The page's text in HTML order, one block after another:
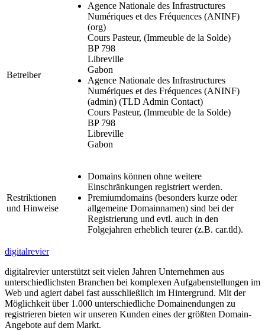
Betreiber
Agence Nationale des Infrastructures
Numériques et des Fréquences (ANINF)
(org)
Cours Pasteur, (Immeuble de la Solde)
BP 798
Libreville
Gabon
Agence Nationale des Infrastructures
Numériques et des Fréquences (ANINF)
(admin) (TLD Admin Contact)
Cours Pasteur, (Immeuble de la Solde)
BP 798
Libreville
Gabon
Restriktionen
und Hinweise
Domains können ohne weitere
Einschränkungen registriert werden.
Premiumdomains (besonders kurze oder
allgemeine Domainnamen) sind bei der
Registrierung und evtl. auch in den
Folgejahren erheblich teurer (z.B. car.tld).
digitalrevier
digitalrevier unterstützt seit vielen Jahren Unternehmen aus
unterschiedlichsten Branchen bei komplexen Aufgabenstellungen im
Web und agiert dabei fast ausschließlich im Hintergrund. Mit der
Möglichkeit über 1.000 unterschiedliche Domainendungen zu
registrieren bieten wir unseren Kunden eines der größten Domain-
Angebote auf dem Markt.